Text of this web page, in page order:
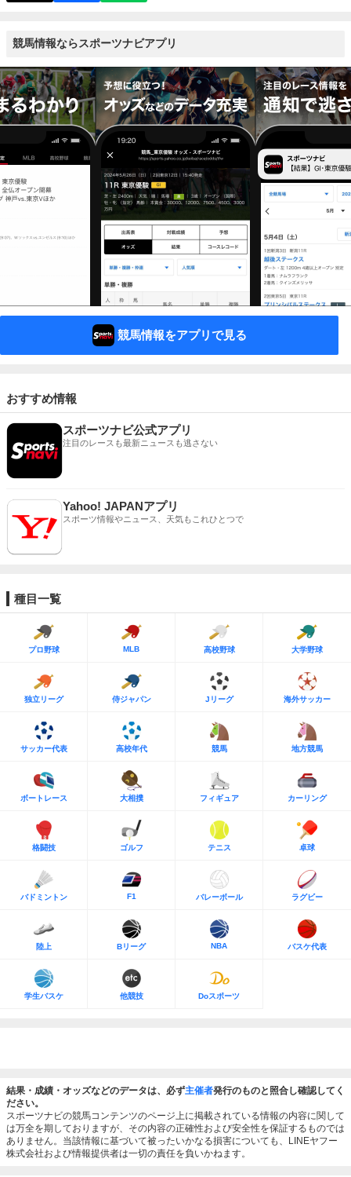
競馬情報ならスポーツナビアプリ
競馬情報をアプリで見る
おすすめ情報
スポーツナビ公式アプリ
注目のレースも最新ニュースも逃さない
Yahoo! JAPANアプリ
スポーツ情報やニュース、天気もこれひとつで
種目一覧
プロ野球 MLB 高校野球 大学野球
独立リーグ 侍ジャパン Jリーグ 海外サッカー
サッカー代表 高校年代 競馬 地方競馬
ボートレース 大相撲 フィギュア カーリング
格闘技 ゴルフ テニス 卓球
バドミントン F1 バレーボール ラグビー
陸上 Bリーグ NBA バスケ代表
学生バスケ 他競技 Doスポーツ
結果・成績・オッズなどのデータは、必ず主催者発行のものと照合し確認してく
ださい。
スポーツナビの競馬コンテンツのページ上に掲載されている情報の内容に関して
は万全を期しておりますが、その内容の正確性および安全性を保証するものでは
ありません。当該情報に基づいて被ったいかなる損害についても、LINEヤフー
株式会社および情報提供者は一切の責任を負いかねます。